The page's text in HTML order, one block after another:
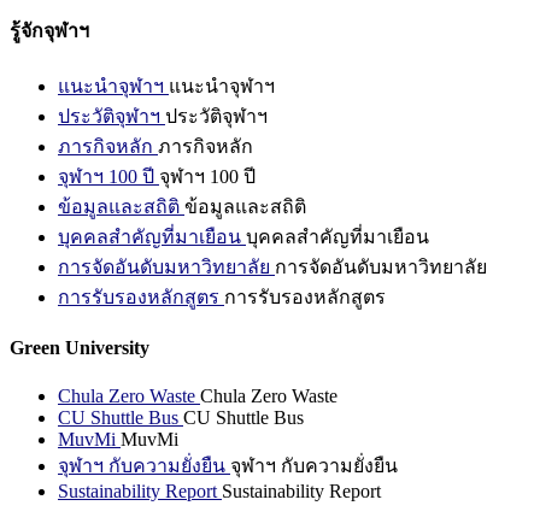
รู้จักจุฬาฯ
แนะนำจุฬาฯ แนะนำจุฬาฯ
ประวัติจุฬาฯ ประวัติจุฬาฯ
ภารกิจหลัก ภารกิจหลัก
จุฬาฯ 100 ปี จุฬาฯ 100 ปี
ข้อมูลและสถิติ ข้อมูลและสถิติ
บุคคลสำคัญที่มาเยือน บุคคลสำคัญที่มาเยือน
การจัดอันดับมหาวิทยาลัย การจัดอันดับมหาวิทยาลัย
การรับรองหลักสูตร การรับรองหลักสูตร
Green University
Chula Zero Waste Chula Zero Waste
CU Shuttle Bus CU Shuttle Bus
MuvMi MuvMi
จุฬาฯ กับความยั่งยืน จุฬาฯ กับความยั่งยืน
Sustainability Report Sustainability Report